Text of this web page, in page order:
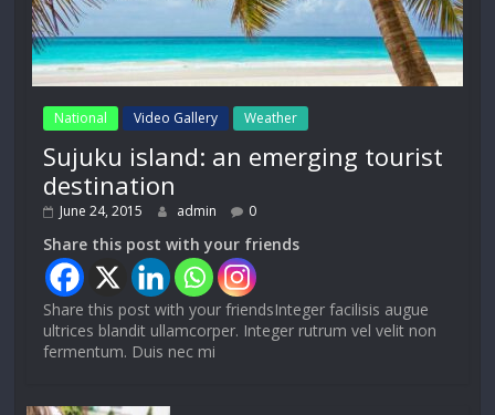
National Video Gallery Weather
Sujuku island: an emerging tourist
destination
June 24, 2015 admin 0
Share this post with your friends
Share this post with your friendsInteger facilisis augue
ultrices blandit ullamcorper. Integer rutrum vel velit non
fermentum. Duis nec mi